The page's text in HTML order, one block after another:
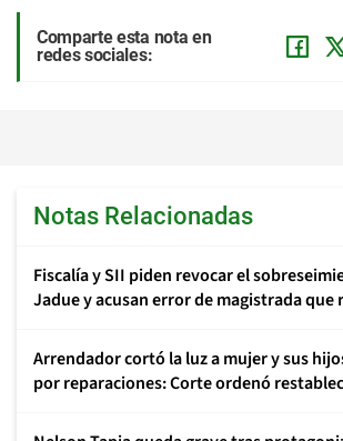
Comparte esta nota en
redes sociales:
Notas Relacionadas
Fiscalía y SII piden revocar el
Jadue y acusan error de magistrada que
Arrendador cortó la luz a mujer y sus
por reparaciones: Corte ordenó